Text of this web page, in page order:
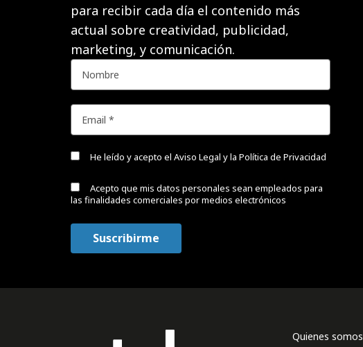
para recibir cada día el contenido más
actual sobre creatividad, publicidad,
marketing, y comunicación.
He leído y acepto el Aviso Legal y la Política de Privacidad
Acepto que mis datos personales sean empleados para
las finalidades comerciales por medios electrónicos
Quienes somos